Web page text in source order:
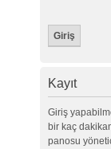
Kayıt
Giriş
bir kaç
panosu